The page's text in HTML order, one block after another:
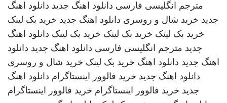
مترجم انگلیسی فارسی دانلود اهنگ جدید دانلود اهنگ
جدید خرید شال و روسری دانلود اهنگ جدید خرید بک لینک
خرید بک لینک خرید بک لینک خرید بک لینک دانلود اهنگ
جدید مترجم انگلیسی فارسی دانلود اهنگ جدید دانلود
اهنگ جدید دانلود اهنگ خرید بک لینک خرید شال و روسری
دانلود اهنگ جدید خرید فالوور اینستاگرام دانلود اهنگ
جدید خرید فالوور اینستاگرام خرید فالوور اینستاگرام